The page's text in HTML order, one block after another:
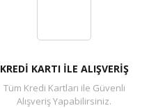
KREDİ KARTI İLE ALIŞVERİŞ
Tüm Kredi Kartları ile Güvenli
Alışveriş Yapabilirsiniz.